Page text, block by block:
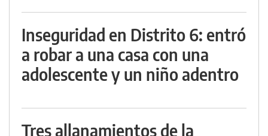
Inseguridad en Distrito 6: entró
a robar a una casa con una
adolescente y un niño adentro
Tres allanamientos de la